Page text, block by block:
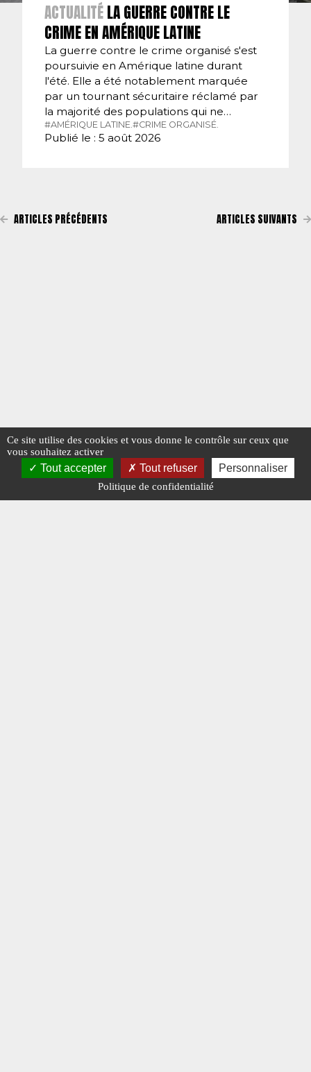
ACTUALITÉLA GUERRE CONTRE LE
CRIME EN AMÉRIQUE LATINE
La guerre contre le crime organisé s'est
poursuivie en Amérique latine durant
l'été. Elle a été notablement marquée
par un tournant sécuritaire réclamé par
la majorité des populations qui ne…
#AMÉRIQUE LATINE. #CRIME ORGANISÉ.
Publié le : 5 août 2026
ARTICLES PRÉCÉDENTS ARTICLES SUIVANTS
Ce site utilise des cookies et vous donne le contrôle sur ceux que
vous souhaitez activer
Tout accepter Tout refuser Personnaliser
Politique de confidentialité